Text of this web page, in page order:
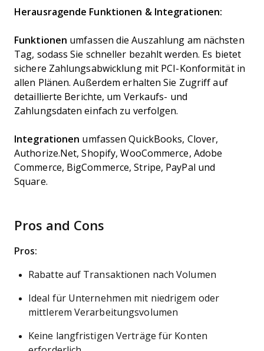
Herausragende Funktionen & Integrationen:
Funktionen umfassen die Auszahlung am nächsten
Tag, sodass Sie schneller bezahlt werden. Es bietet
sichere Zahlungsabwicklung mit PCI-Konformität in
allen Plänen. Außerdem erhalten Sie Zugriff auf
detaillierte Berichte, um Verkaufs- und
Zahlungsdaten einfach zu verfolgen.
Integrationen umfassen QuickBooks, Clover,
Authorize.Net, Shopify, WooCommerce, Adobe
Commerce, BigCommerce, Stripe, PayPal und
Square.
Pros and Cons
Pros:
Rabatte auf Transaktionen nach Volumen
Ideal für Unternehmen mit niedrigem oder
mittlerem Verarbeitungsvolumen
Keine langfristigen Verträge für Konten